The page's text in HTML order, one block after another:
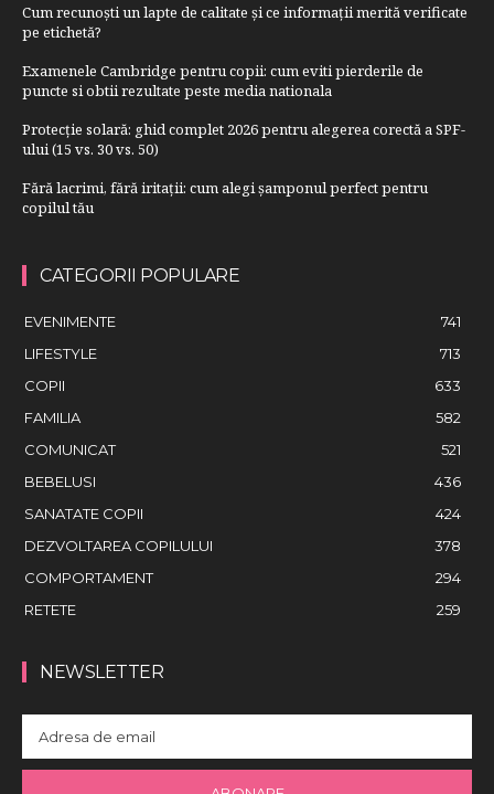
Cum recunoști un lapte de calitate și ce informații merită verificate
pe etichetă?
Examenele Cambridge pentru copii: cum eviti pierderile de
puncte si obtii rezultate peste media nationala
Protecție solară: ghid complet 2026 pentru alegerea corectă a SPF-
ului (15 vs. 30 vs. 50)
Fără lacrimi, fără iritații: cum alegi șamponul perfect pentru
copilul tău
CATEGORII POPULARE
EVENIMENTE
741
LIFESTYLE
713
COPII
633
FAMILIA
582
COMUNICAT
521
BEBELUSI
436
SANATATE COPII
424
DEZVOLTAREA COPILULUI
378
COMPORTAMENT
294
RETETE
259
NEWSLETTER